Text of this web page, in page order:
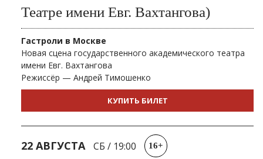
Театре имени Евг. Вахтангова)
Гастроли в Москве
Новая сцена государственного академического театра
имени Евг. Вахтангова
Режиссёр — Андрей Тимошенко
КУПИТЬ БИЛЕТ
22 АВГУСТА СБ / 19:00 16+